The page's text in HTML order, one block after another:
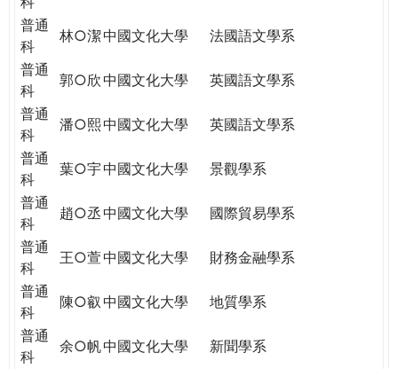
普通
科
林○潔中國文化大學
法國語文學系
普通
科
郭○欣中國文化大學
英國語文學系
普通
科
潘○熙中國文化大學
英國語文學系
普通
科
葉○宇中國文化大學
景觀學系
普通
科
趙○丞中國文化大學
國際貿易學系
普通
科
王○萱中國文化大學
財務金融學系
普通
科
陳○叡 中國文化大學
地質學系
普通
科
余○帆中國文化大學
新聞學系